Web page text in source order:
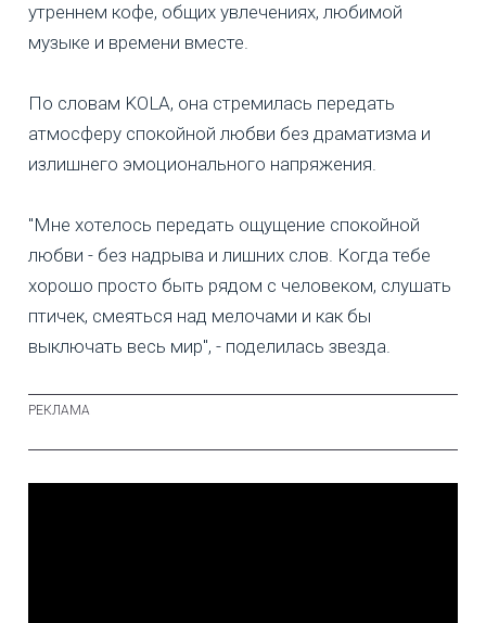
утреннем кофе, общих увлечениях, любимой
музыке и времени вместе.
По словам KOLA, она стремилась передать
атмосферу спокойной любви без драматизма и
излишнего эмоционального напряжения.
"Мне хотелось передать ощущение спокойной
любви - без надрыва и лишних слов. Когда тебе
хорошо просто быть рядом с человеком, слушать
птичек, смеяться над мелочами и как бы
выключать весь мир", - поделилась звезда.